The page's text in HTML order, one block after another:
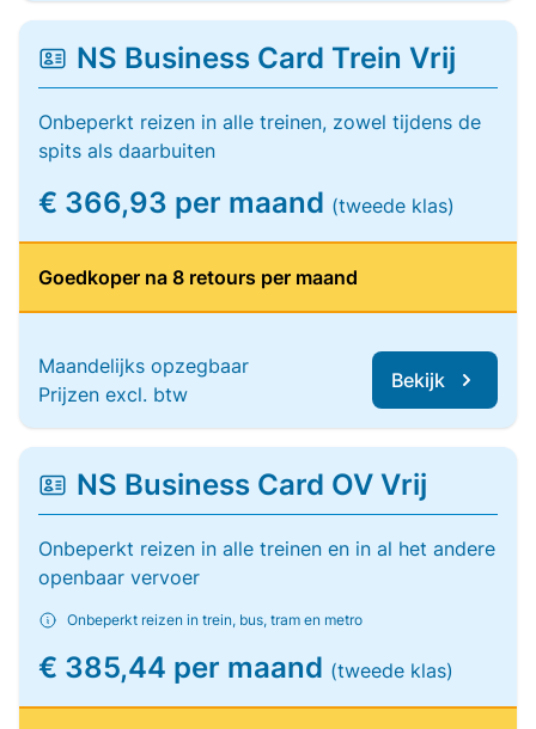
NS Business Card Trein Vrij
Onbeperkt reizen in alle treinen, zowel tijdens de
spits als daarbuiten
€ 366,93 per maand (tweede klas)
Goedkoper na 8 retours per maand
Maandelijks opzegbaar
Prijzen excl. btw
Bekijk
NS Business Card OV Vrij
Onbeperkt reizen in alle treinen en in al het andere
openbaar vervoer
Onbeperkt reizen in trein, bus, tram en metro
€ 385,44 per maand (tweede klas)